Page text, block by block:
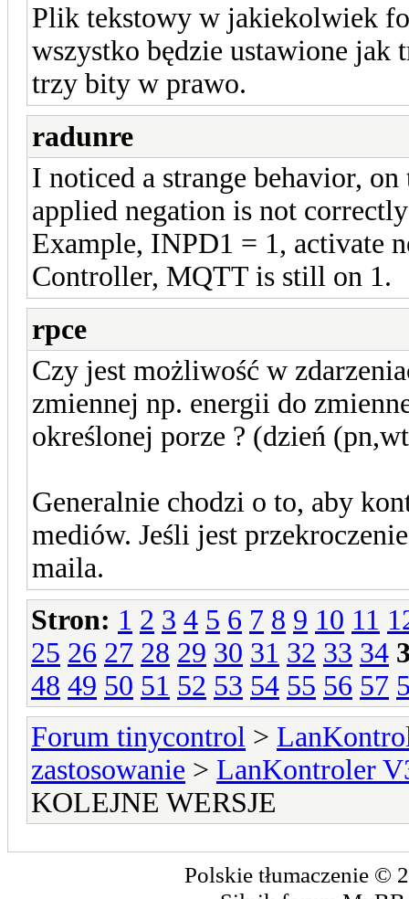
Plik tekstowy w jakiekolwiek
wszystko będzie ustawione jak
trzy bity w prawo.
radunre
I noticed a strange behavior,
applied negation is not
Example, INPD1 = 1, activate
Controller, MQTT is still on 1.
rpce
Czy jest możliwość w
zmiennej np. energii do
określonej porze ? (dzień
Generalnie chodzi o to, aby
mediów. Jeśli jest
maila.
Stron: 1 2 3 4 5 6 7 8 9 10 11
25 26 27 28 29 30 31 32 33 34
48 49 50 51 52 53 54 55 56 57
Forum tinycontrol >
zastosowanie > LanKontroler
KOLEJNE WERSJE
Polskie tłumaczenie ©